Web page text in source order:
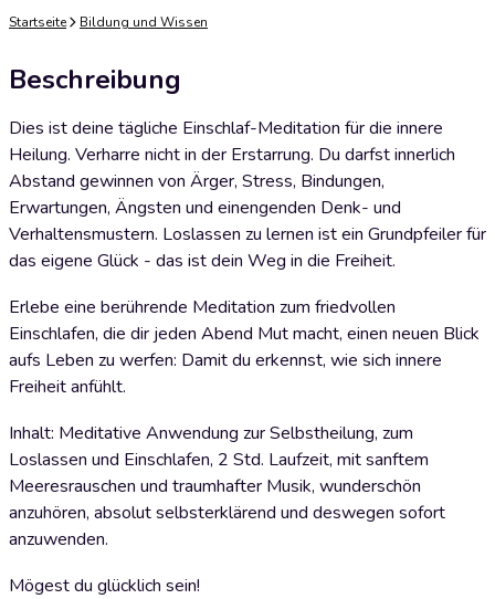
Startseite Bildung und Wissen
Beschreibung
Dies ist deine tägliche Einschlaf-Meditation für die innere
Heilung. Verharre nicht in der Erstarrung. Du darfst innerlich
Abstand gewinnen von Ärger, Stress, Bindungen,
Erwartungen, Ängsten und einengenden Denk- und
Verhaltensmustern. Loslassen zu lernen ist ein Grundpfeiler für
das eigene Glück - das ist dein Weg in die Freiheit.
Erlebe eine berührende Meditation zum friedvollen
Einschlafen, die dir jeden Abend Mut macht, einen neuen Blick
aufs Leben zu werfen: Damit du erkennst, wie sich innere
Freiheit anfühlt.
Inhalt: Meditative Anwendung zur Selbstheilung, zum
Loslassen und Einschlafen, 2 Std. Laufzeit, mit sanftem
Meeresrauschen und traumhafter Musik, wunderschön
anzuhören, absolut selbsterklärend und deswegen sofort
anzuwenden.
Mögest du glücklich sein!